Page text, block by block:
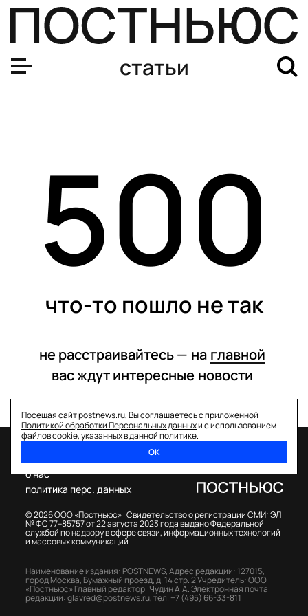
статьи
500
что-то пошло не так
не расстраивайтесь — на главной
вас ждут интересные новости
Посещая сайт postnews.ru, Вы соглашаетесь с приложенной
Политикой обработки Персональных данныхи с использованием
файлов cookie, указанных в данной политике.
ОК
© 2026 ООО «Постньюс» |Свидетельство о регистрации СМИ: ЭЛ
№ ФС 77–85757 от 22 августа 2023 года выдано Федеральной
службой по надзору в сфере связи, информационных технологий
и массовых коммуникаций
о нас
политика перс. данных
Наименование издания: POSTNEWS,Адрес редакции: 127015,
город Москва, Бумажный проезд, д. 14 стр. 2Учредитель: ООО
«Постньюс» Главный редактор: Чудин А.А.Электронная почта
редакции:glavred@postnews.ru,тел. +7 (495) 66-33-811